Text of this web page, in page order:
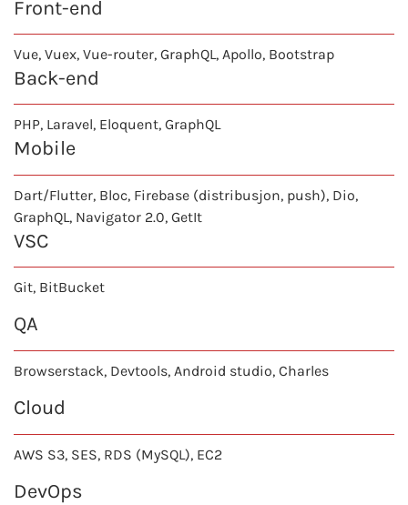
Front-end
Vue, Vuex, Vue-router, GraphQL, Apollo, Bootstrap
Back-end
PHP, Laravel, Eloquent, GraphQL
Mobile
Dart/Flutter, Bloc, Firebase (distribusjon, push), Dio,
GraphQL, Navigator 2.0, GetIt
VSC
Git, BitBucket
QA
Browserstack, Devtools, Android studio, Charles
Cloud
AWS S3, SES, RDS (MySQL), EC2
DevOps